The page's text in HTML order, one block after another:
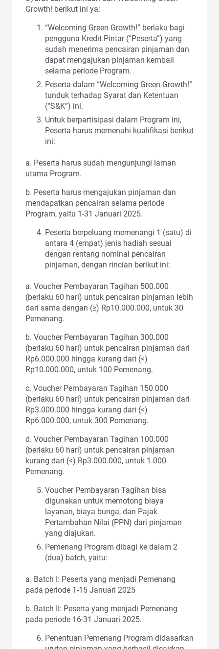
Growth! berikut ini ya:
“Welcoming Green Growth!” berlaku bagi
pengguna Kredit Pintar (“Peserta”) yang
sudah menerima pencairan pinjaman dan
dapat mengajukan pinjaman kembali
selama periode Program.
Peserta dalam “Welcoming Green Growth!”
tunduk terhadap Syarat dan Ketentuan
(“S&K”) ini.
Untuk berpartisipasi dalam Program ini,
Peserta harus memenuhi kualifikasi berikut
ini:
a. Peserta harus sudah mengunjungi laman
utama Program.
b. Peserta harus mengajukan pinjaman dan
mendapatkan pencairan selama periode
Program, yaitu 1-31 Januari 2025.
Peserta berpeluang memenangi 1 (satu) di
antara 4 (empat) jenis hadiah sesuai
dengan rentang nominal pencairan
pinjaman, dengan rincian berikut ini:
a. Voucher Pembayaran Tagihan 500.000
(berlaku 60 hari) untuk pencairan pinjaman lebih
dari sama dengan (≥) Rp10.000.000, untuk 30
Pemenang.
b. Voucher Pembayaran Tagihan 300.000
(berlaku 60 hari) untuk pencairan pinjaman dari
Rp6.000.000 hingga kurang dari (<)
Rp10.000.000, untuk 100 Pemenang.
c. Voucher Pembayaran Tagihan 150.000
(berlaku 60 hari) untuk pencairan pinjaman dari
Rp3.000.000 hingga kurang dari (<)
Rp6.000.000, untuk 300 Pemenang.
d. Voucher Pembayaran Tagihan 100.000
(berlaku 60 hari) untuk pencairan pinjaman
kurang dari (<) Rp3.000.000, untuk 1.000
Pemenang.
Voucher Pembayaran Tagihan bisa
digunakan untuk memotong biaya
layanan, biaya bunga, dan Pajak
Pertambahan Nilai (PPN) dari pinjaman
yang diajukan.
Pemenang Program dibagi ke dalam 2
(dua) batch, yaitu:
a. Batch I: Peserta yang menjadi Pemenang
pada periode 1-15 Januari 2025
b. Batch II: Peserta yang menjadi Pemenang
pada periode 16-31 Januari 2025.
Penentuan Pemenang Program didasarkan